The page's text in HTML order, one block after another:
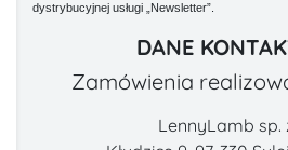
dystrybucyjnej usługi „Newsletter”.
DANE
Zamówienia
LennyLamb sp.